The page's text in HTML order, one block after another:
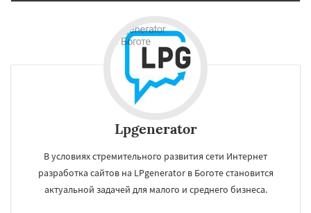
Lpgenerator
В условиях стремительного развития сети Интернет
разработка сайтов на LPgenerator в Боготе становится
актуальной задачей для малого и среднего бизнеса.